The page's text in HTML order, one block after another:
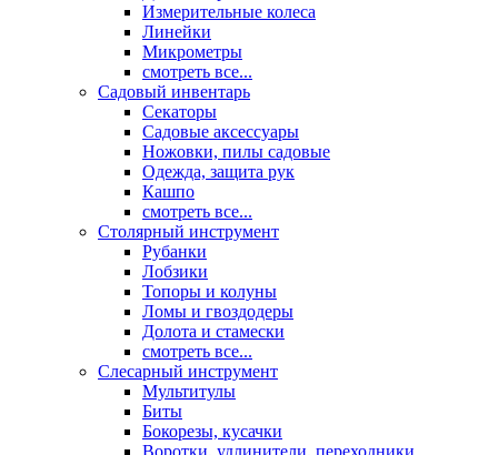
Измерительные колеса
Линейки
Микрометры
смотреть все...
Садовый инвентарь
Секаторы
Садовые аксессуары
Ножовки, пилы садовые
Одежда, защита рук
Кашпо
смотреть все...
Столярный инструмент
Рубанки
Лобзики
Топоры и колуны
Ломы и гвоздодеры
Долота и стамески
смотреть все...
Слесарный инструмент
Мультитулы
Биты
Бокорезы, кусачки
Воротки, удлинители, переходники